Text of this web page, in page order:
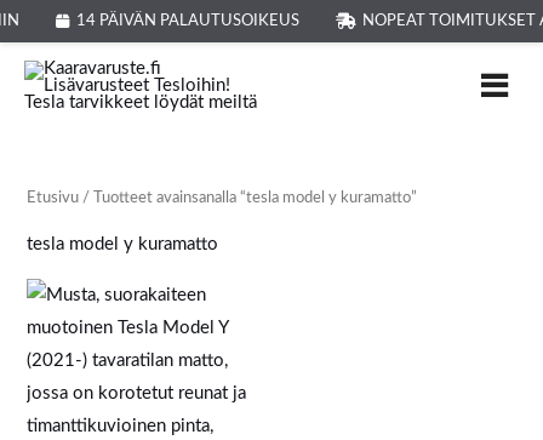
14 PÄIVÄN PALAUTUSOIKEUS NOPEAT TOIMITUKSET
Siirry
sisältöön
Etusivu / Tuotteet avainsanalla “tesla model y kuramatto”
tesla model y kuramatto